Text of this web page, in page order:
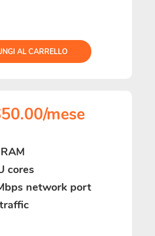
AL CARRELLO
mese
cores
network port